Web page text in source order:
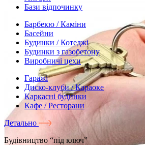
Бази відпочинку
Барбекю / Каміни
Басейни
Будинки / Котеджі
Будинки з газобетону
Виробничі цехи
Гаражі
Диско-клуби / Караоке
Каркасні будинки
Кафе / Ресторани
Детально
Будівництво “під ключ”